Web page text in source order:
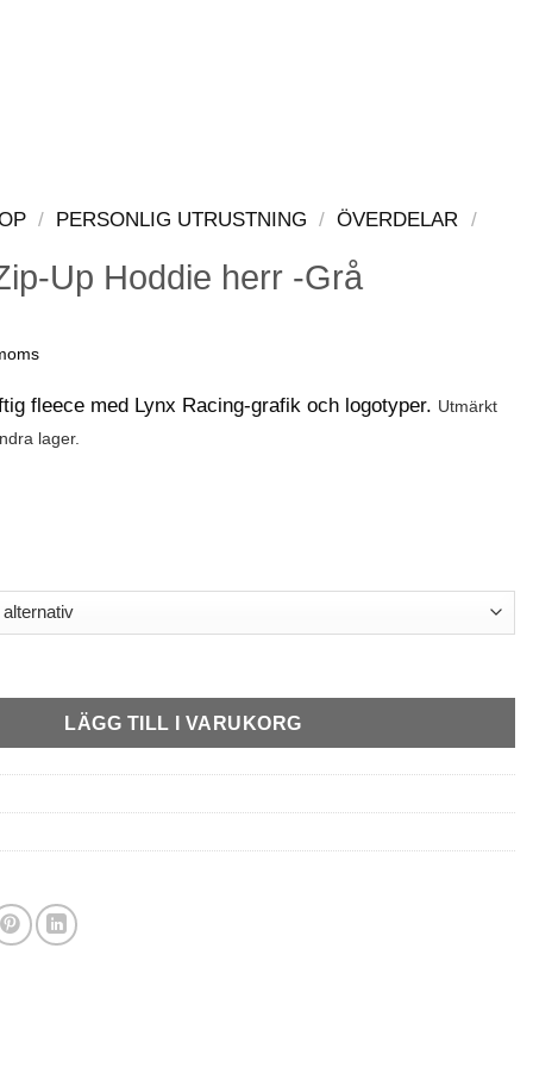
/ PERSONLIG UTRUSTNING / ÖVERDELAR /
Up Hoddie herr -Grå
fleece med Lynx Racing-grafik och logotyper. Utmärkt
lager.
herr -Grå mängd
LÄGG TILL I VARUKORG